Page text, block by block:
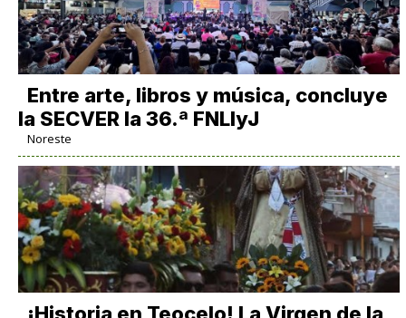
Entre arte, libros y música, concluye
la SECVER la 36.ª FNLIyJ
Noreste